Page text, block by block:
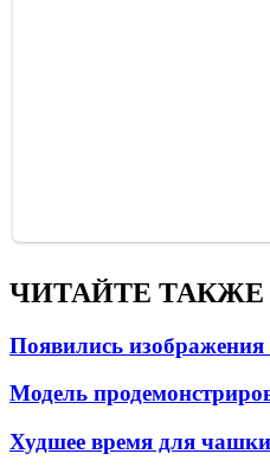
ЧИТАЙТЕ ТАКЖЕ
Появились
Модель
Худшее время для